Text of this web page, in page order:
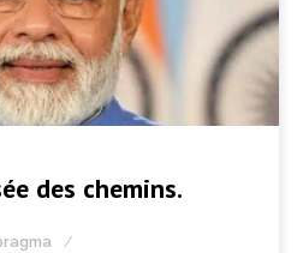
des chemins.